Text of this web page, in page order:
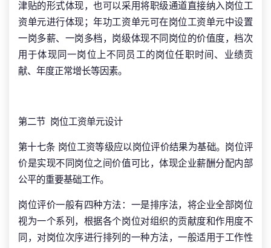
津贴的形式体现，也可以采用将职级通道直接纳入岗位工
资单元进行体现；年功工资单元可在岗位工资单元中设置
一岗多薪、一岗多档，岗级体现不同岗位的价值度，档次
用于体现同一岗位上不同员工的岗位任职时间、业绩贡
献、年度正常增长等因素。
第二节 岗位工资单元设计
第十七条 岗位工资等级应以岗位评价结果为基础。岗位评
价是实现不同岗位之间价值可比，体现企业薪酬分配内部
公平的重要基础工作。
岗位评价一般有四种方法：一是排序法，将企业全部岗位
视为一个系列，根据各个岗位对组织的贡献度和作用度不
同，对岗位次序进行排列的一种方法，一般适用于工作性